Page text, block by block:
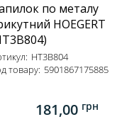
по металу
HOEGERT
HT3B804
товару: 5901867175885
181,00 грн